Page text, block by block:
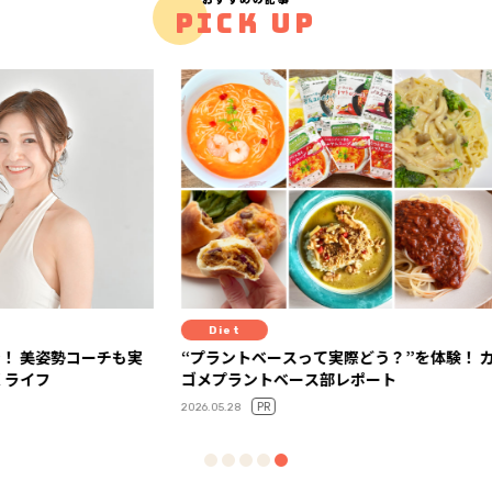
PICK UP
も実
“プラントベースって実際どう？”を体験！ カ
ゴメプラントベース部レポート
注目の